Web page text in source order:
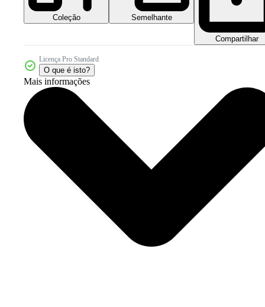
Coleção Semelhante
Compartilhar
Licença Pro Standard
O que é isto?
Mais informações